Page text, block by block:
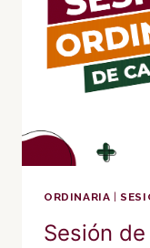
ORDINARIA |
Sesión